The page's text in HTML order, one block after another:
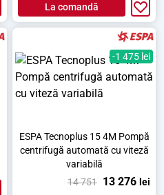
La comandă
-1 475 lei
ESPA Tecnoplus 15 4M Pompă
centrifugă automată cu viteză
variabilă
14 751 13 276 lei